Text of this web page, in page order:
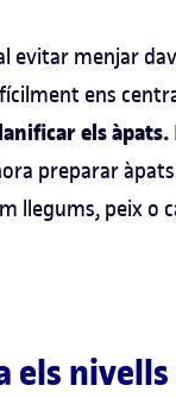
evitar menjar
ens
els àpats.
preparar
llegums, peix o
els nivells